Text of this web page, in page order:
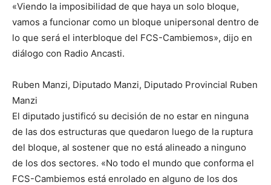
«Viendo la imposibilidad de que haya un solo bloque,
vamos a funcionar como un bloque unipersonal dentro de
lo que será el interbloque del FCS-Cambiemos», dijo en
diálogo con Radio Ancasti.
Ruben Manzi, Diputado Manzi, Diputado Provincial Ruben
Manzi
El diputado justificó su decisión de no estar en ninguna
de las dos estructuras que quedaron luego de la ruptura
del bloque, al sostener que no está alineado a ninguno
de los dos sectores. «No todo el mundo que conforma el
FCS-Cambiemos está enrolado en alguno de los dos